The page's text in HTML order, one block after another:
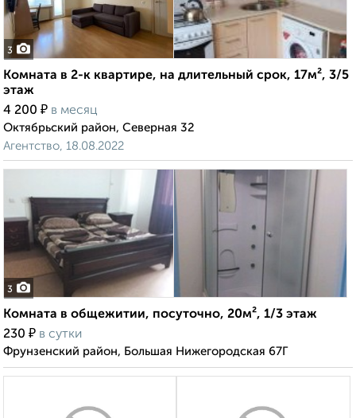
3
Комната в 2-к квартире, на длительный срок, 17м², 3/5
этаж
4 200 ₽ в месяц
Октябрьский район, Северная 32
Агентство, 18.08.2022
3
Комната в общежитии, посуточно, 20м², 1/3 этаж
230 ₽ в сутки
Фрунзенский район, Большая Нижегородская 67Г